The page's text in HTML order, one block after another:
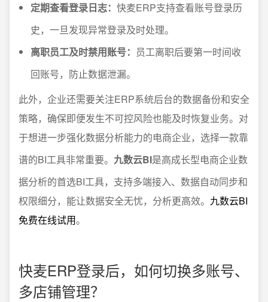
定期查看登录日志： 快麦ERP支持查看账号登录历
史，一旦发现异常登录及时处理。
离职员工及时禁用账号： 员工离职后要第一时间收
回账号，防止数据泄漏。
此外，企业还需要关注ERP系统后台的数据备份和安全
策略，确保即便发生不可控风险也能及时恢复业务。对
于想进一步强化数据分析能力的电商企业，选择一款靠
谱的BI工具非常重要。 九数云BI是高成长型电商企业数
据分析的首选BI工具，支持多端接入、数据自动同步和
权限细分，能让数据安全无忧，分析更高效。 九数云BI
免费在线试用。
快麦ERP登录后，如何切换多账号、
多店铺管理？